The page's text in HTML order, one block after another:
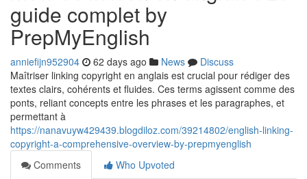
guide complet by
PrepMyEnglish
anniefijn952904 62 days ago News
Discuss
Maîtriser linking copyright en anglais est crucial pour rédiger des
textes clairs, cohérents et fluides. Ces terms agissent comme des
ponts, reliant concepts entre les phrases et les paragraphes, et
permettant à
https://nanavuyw429439.blogdiloz.com/39214802/english-linking-
copyright-a-comprehensive-overview-by-prepmyenglish
Comments
Who Upvoted